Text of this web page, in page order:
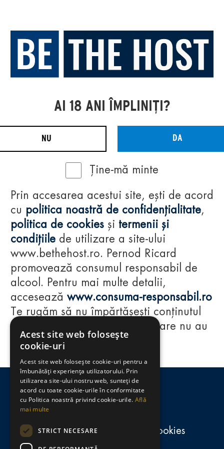
Regulamente
consumă-responsabil.ro
Politica de confidențialitate și cookies
AI 18 ANI ÎMPLINIȚI?
NU DA
Ține-mă minte
Prin accesarea acestui site, ești de acord
cu politica noastră de confidențialitate,
politica de cookies și termenii și
condițiile de utilizare a site-ului
www.bethehost.ro. Pernod Ricard
promovează consumul responsabil de
alcool. Pentru mai multe detalii,
accesează www.consuma-responsabil.ro
Te rugăm să nu împărtășești conținutul
acestui website cu persoane care nu au
împlinit vârsta de 18 ani.
Acest site web folosește
cookie-uri
Acest site web folosește cookie-uri pentru a
îmbunătăți experiența utilizatorului. Prin
utilizarea site-ului nostru web, sunteți de
acord cu toate cookie-urile în conformitate
cu Politica noastră privind cookie-urile. Află
mai multe
STRICT NECESARE